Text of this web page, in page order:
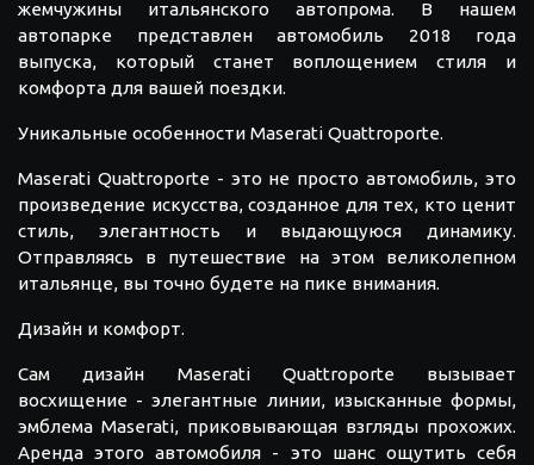
жемчужины итальянского автопрома. В нашем
автопарке представлен автомобиль 2018 года
выпуска, который станет воплощением стиля и
комфорта для вашей поездки.
Уникальные особенности Maserati Quattroporte.
Maserati Quattroporte - это не просто автомобиль, это
произведение искусства, созданное для тех, кто ценит
стиль, элегантность и выдающуюся динамику.
Отправляясь в путешествие на этом великолепном
итальянце, вы точно будете на пике внимания.
Дизайн и комфорт.
Сам дизайн Maserati Quattroporte вызывает
восхищение - элегантные линии, изысканные формы,
эмблема Maserati, приковывающая взгляды прохожих.
Аренда этого автомобиля - это шанс ощутить себя